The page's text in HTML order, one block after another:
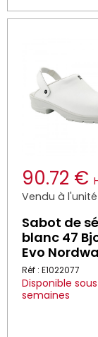
90.72 €
Vendu à l'unité
Sabot de
blanc 47
Evo
Réf : E1022077
Disponible
semaines